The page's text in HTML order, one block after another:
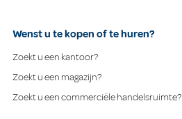
Wenst u te kopen of te huren?
Zoekt u een kantoor?
Zoekt u een magazijn?
Zoekt u een commerciële handelsruimte?